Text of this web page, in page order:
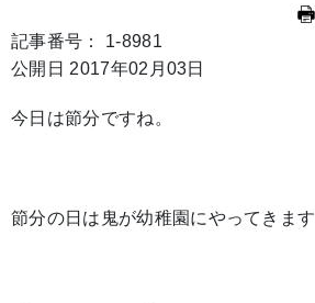
記事番号： 1-8981
公開日 2017年02月03日
今日は節分ですね。
節分の日は鬼が幼稚園にやってきます